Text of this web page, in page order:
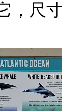
，尺